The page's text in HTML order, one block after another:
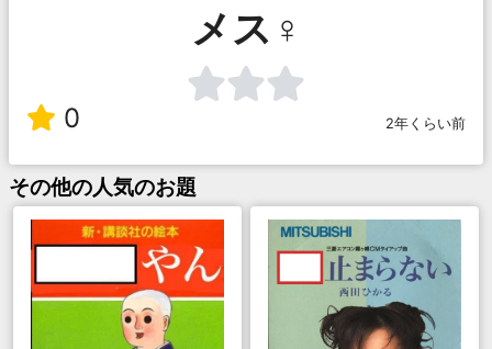
メス♀
0 2年くらい前
その他の人気のお題